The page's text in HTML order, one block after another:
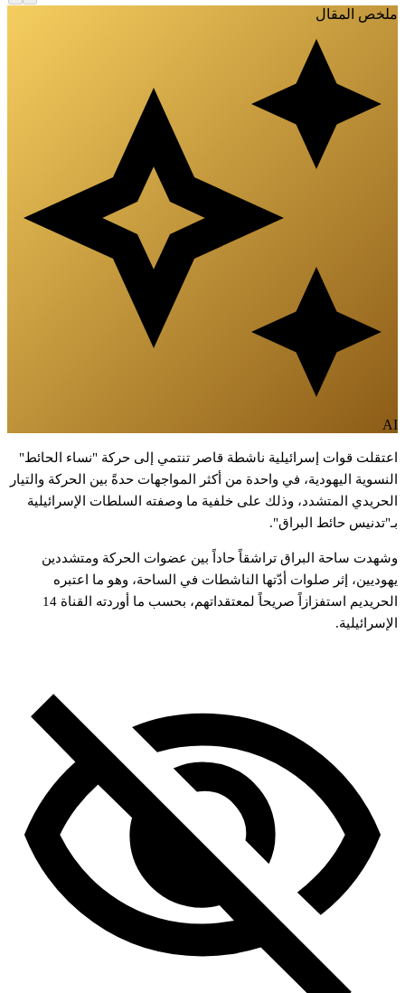
ملخص المقال
AI
اعتقلت قوات إسرائيلية ناشطة قاصر تنتمي إلى حركة "نساء الحائط"
النسوية اليهودية، في واحدة من أكثر المواجهات حدةً بين الحركة والتيار
الحريدي المتشدد، وذلك على خلفية ما وصفته السلطات الإسرائيلية
بـ"تدنيس حائط البراق".
وشهدت ساحة البراق تراشقاً حاداً بين عضوات الحركة ومتشددين
يهوديين، إثر صلوات أدّتها الناشطات في الساحة، وهو ما اعتبره
الحريديم استفزازاً صريحاً لمعتقداتهم، بحسب ما أوردته القناة 14
الإسرائيلية.